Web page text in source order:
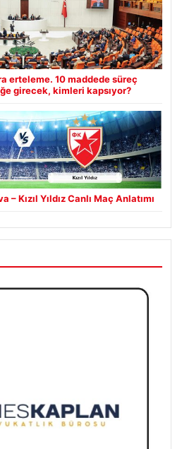
erteleme. 10 maddede süreç
girecek, kimleri kapsıyor?
Kızıl Yıldız Canlı Maç Anlatımı